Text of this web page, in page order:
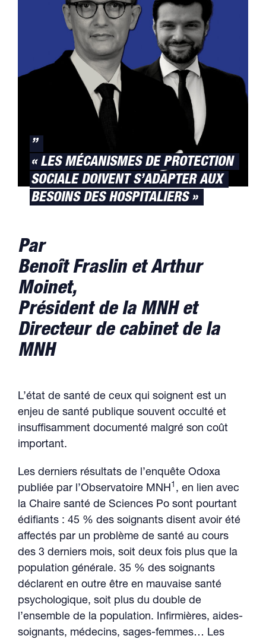
”
« LES MÉCANISMES DE PROTECTION
SOCIALE DOIVENT S’ADAPTER AUX
BESOINS DES HOSPITALIERS »
Par
Benoît Fraslin et Arthur
Moinet,
Président de la MNH et
Directeur de cabinet de la
MNH
L’état de santé de ceux qui soignent est un
enjeu de santé publique souvent occulté et
insuffisamment documenté malgré son coût
important.
Les derniers résultats de l’enquête Odoxa
publiée par l’Observatoire MNH1 , en lien avec
la Chaire santé de Sciences Po sont pourtant
édifiants : 45 % des soignants disent avoir été
affectés par un problème de santé au cours
des 3 derniers mois, soit deux fois plus que la
population générale. 35 % des soignants
déclarent en outre être en mauvaise santé
psychologique, soit plus du double de
l’ensemble de la population. Infirmières, aides-
soignants, médecins, sages-femmes… Les